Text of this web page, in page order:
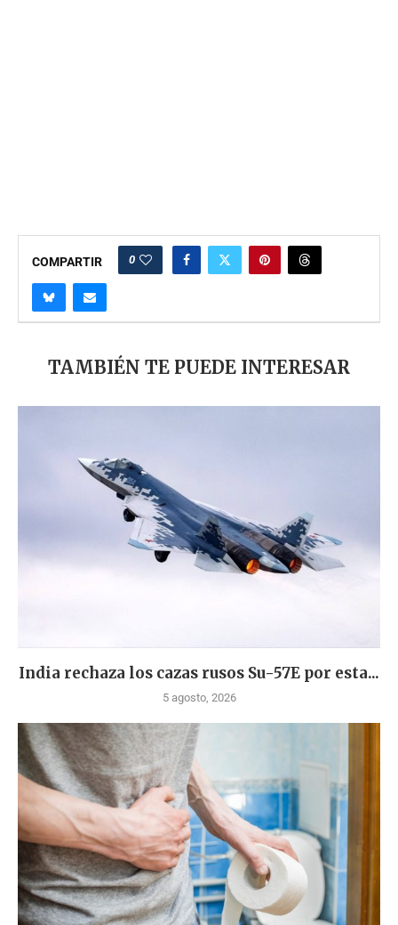
COMPARTIR 0
TAMBIÉN TE PUEDE INTERESAR
India rechaza los cazas rusos Su-57E por esta...
5 agosto, 2026